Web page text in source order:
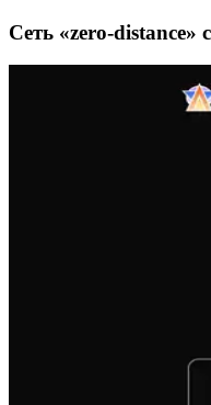
Сеть «zero-distance»